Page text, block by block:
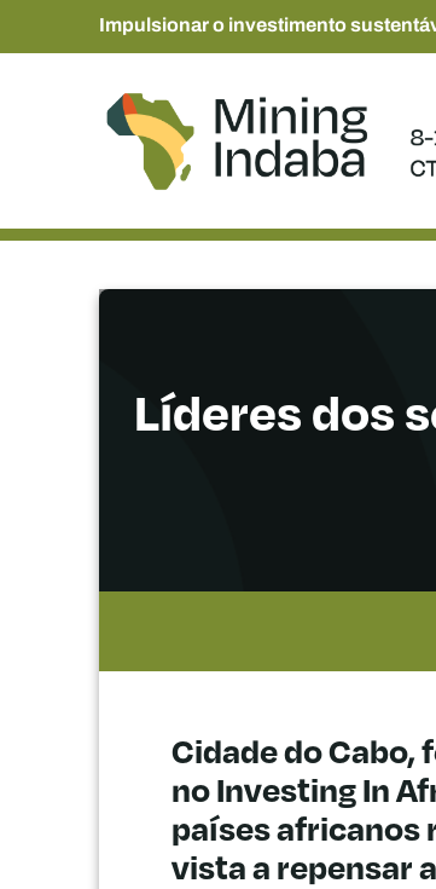
Impulsionar o investimento
Líderes dos
Cidade do
no Investing In
países africanos
vista a repensar